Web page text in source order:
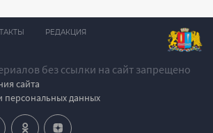
без ссылки на сайт запрещено
сайта
персональных данных
РЕДАКЦИЯ